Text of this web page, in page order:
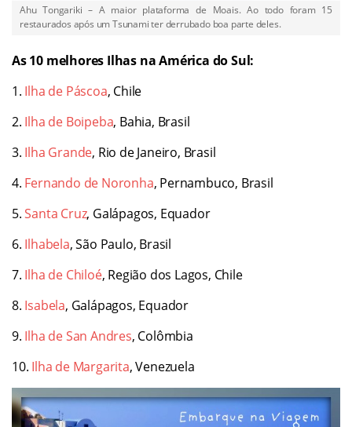
Ahu Tongariki – A maior plataforma de Moais. Ao todo foram 15
restaurados após um Tsunami ter derrubado boa parte deles.
As 10 melhores Ilhas na América do Sul:
1. Ilha de Páscoa, Chile
2. Ilha de Boipeba, Bahia, Brasil
3. Ilha Grande, Rio de Janeiro, Brasil
4. Fernando de Noronha, Pernambuco, Brasil
5.Santa Cruz, Galápagos, Equador
6. Ilhabela, São Paulo, Brasil
7. Ilha de Chiloé, Região dos Lagos, Chile
8. Isabela, Galápagos, Equador
9. Ilha de San Andres, Colômbia
10. Ilha de Margarita, Venezuela